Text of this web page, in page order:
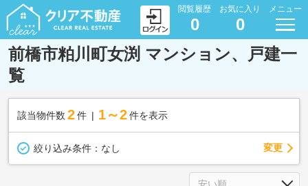
閲覧履歴
0
お気に入り
0
メニュー
前橋市粕川町女渕 マンション、戸建一
覧
該当物件数 2件 1～2 件を表示
絞り込み条件： なし 変更